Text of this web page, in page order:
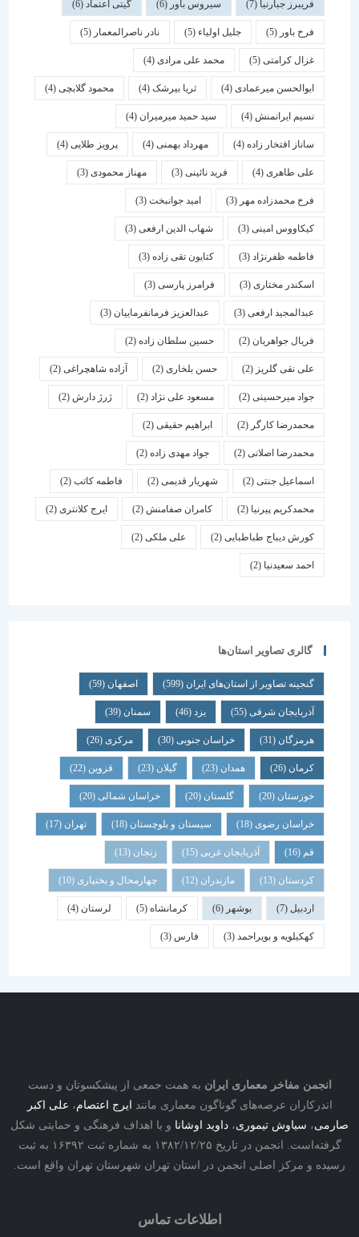
فریبرز جبارنیا(7) سیروس باور(6) گیتی اعتماد(6)
فرخ باور(5) جلیل اولیاء(5) نادر ناصرالمعمار (5)
غزال کرامتی(5) محمد علی مرادی(4)
ابوالحسن میرعمادی(4) ثریا بیرشک(4) محمود گلابچی(4)
نسیم ایرانمنش(4) سید حمید میرمیران(4)
ساناز افتخار زاده(4) مهرداد بهمنی (4) پرویز طلایی(4)
علی طاهری(4) فرید نائینی(3) مهناز محمودی(3)
فرخ محمدزاده مهر(3) امید جوانبخت(3)
کیکاووس امینی(3) شهاب الدین ارفعی(3)
فاطمه ظفرنژاد(3) کتایون تقی زاده(3)
اسكندر مختاری (3) فرامرز پارسی(3)
عبدالمجید ارفعی(3) عبدالعزیز فرمانفرماییان(3)
فریال جواهریان(2) حسین سلطان زاده(2)
علی نقی گلریز(2) حسن بلخاری(2) آزاده شاهچراغی(2)
جواد میرحسینی(2) مسعود علی نژاد(2) ژرژ دارش (2)
محمدرضا کارگر(2) ابراهیم حقیقی(2)
محمدرضا اصلانی(2) جواد مهدی زاده(2)
اسماعیل جنتی(2) شهریار قدیمی(2) فاطمه کاتب(2)
محمدکریم پیرنیا (2) کامران صفامنش(2) ایرج کلانتری (2)
کورش دیباج طباطبایی(2) علی ملکی(2)
احمد سعیدنیا (2)
گالری تصاویر استان‌ها
گنجینه تصاویر از استان‌های ایران(599) اصفهان (59)
آذربایجان شرقی(55) یزد سمنان (39)
هرمزگان(31) خراسان جنوبی(30) مرکزی (26)
همدان گیلان قزوین
خوزستان(20) گلستان (20) خراسان شمالی(20)
خراسان رضوی(18) سیستان و بلوچستان(18) تهران
آذربایجان غربی(15) زنجان
کردستان(13) مازندران(12) چهارمحال و بختیاری (10)
بوشهر کرمانشاه(5) لرستان (4)
کهکیلویه و بویراحمد(3) فارس
مفاخر معماری ایرانبه همت جمعی از پیشکسوتان و دست
عرصه‌های گوناگون معماری مانندایرج اعتصام،علی اکبر
،سیاوش تیموری،داوید اوشاناو با اهداف فرهنگی و حمایتی شکل
گرفته‌است. انجمن در تاریخ ۱۳۸۲/۱۲/۲۵ به شماره ثبت ۱۶۳۹۲ به ثبت
و مرکز اصلی انجمن در استان تهران شهرستان تهران واقع است.
اطلاعات تماس